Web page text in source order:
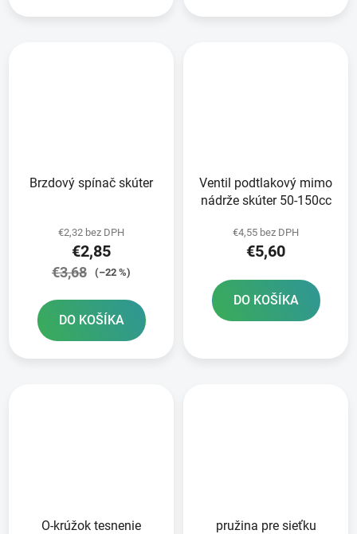
Brzdový spínač skúter
€2,32 bez DPH
€2,85
€3,68 (–22 %)
DO KOŠÍKA
Ventil podtlakový mimo
nádrže skúter 50-150cc
€4,55 bez DPH
€5,60
DO KOŠÍKA
O-krúžok tesnenie
pružina pre sieťku